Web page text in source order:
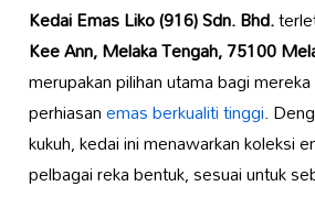
Kedai Emas Liko (916) Sdn. Bhd.
Kee Ann, Melaka Tengah, 75100
merupakan pilihan utama bagi
perhiasanemas berkualiti tinggi.
kukuh, kedai ini menawarkan koleksi
pelbagai reka bentuk, sesuai untuk